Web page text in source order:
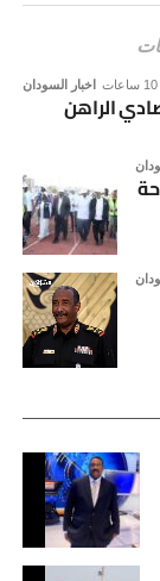
إطار رؤية
وترسيخ
السوداني –
لمرحلة
اخبار السودان
الراهن